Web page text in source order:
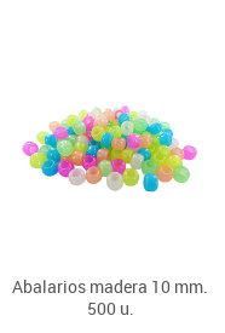
Abalarios madera 10 mm.
500 u.